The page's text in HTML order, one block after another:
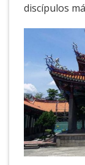
discípulos